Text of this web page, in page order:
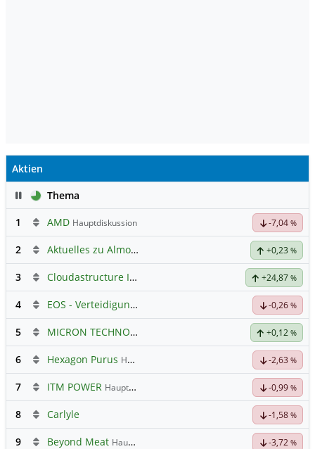
Aktien
PauseThema
1
AMD Hauptdiskussion -7,04 %
2 Aktuelles zu Almonty Industries +0,23 %
3 Cloudastructure Inc Registered Shs-A- Hauptdiskussion
+24,87 %
4 EOS - Verteidigungs- und Raumfahrttechnik -0,26 %
5 MICRON TECHNOLOGY +0,12 %
6 Hexagon Purus Hauptdiskussion -2,63 %
7 ITM POWER Hauptdiskussion -0,99 %
8 Carlyle -1,58 %
9 Beyond Meat Hauptdiskussion -3,72 %